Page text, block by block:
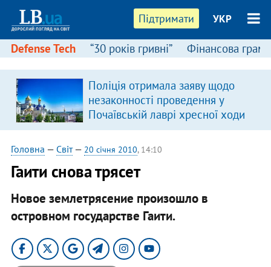
Підтримати УКР
Defense Tech “30 років гривні” Фінансова
Поліція отримала заяву щодо
незаконності проведення у
Почаївській лаврі хресної ходи
Головна — Світ— 20 січня 2010, 14:10
Гаити снова трясет
Новое землетрясение произошло в
островном государстве Гаити.